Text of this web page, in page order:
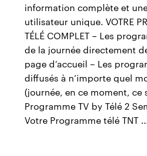
information complète et
utilisateur unique. VOTRE
TÉLÉ COMPLET – Les
de la journée directement
page d’accueil – Les
diffusés à n’importe quel
(journée, en ce moment, ce
Programme TV by Télé 2
Votre Programme télé TNT